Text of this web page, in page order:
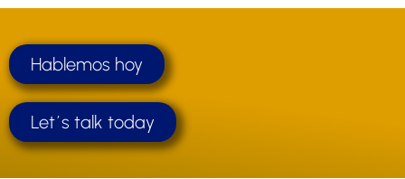
Hablemos hoy
Let´s talk today